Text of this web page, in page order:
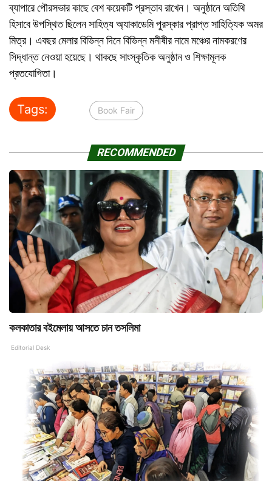
ব্যাপারে পৌরসভার কাছে বেশ কয়েকটি প্রস্তাব রাখেন। অনুষ্ঠানে অতিথি
হিসাবে উপস্থিত ছিলেন সাহিত্য অ্যাকাডেমি পুরস্কার প্রাপ্ত সাহিত্যিক অমর
মিত্র। এবছর মেলার বিভিন্ন দিনে বিভিন্ন মনীষীর নামে মঞ্চের নামকরণের
সিদ্ধান্ত নেওয়া হয়েছে। থাকছে সাংস্কৃতিক অনুষ্ঠান ও শিক্ষামূলক
প্রতযোগিতা।
Tags: Book Fair
RECOMMENDED
কলকাতার বইমেলায় আসতে চান তসলিমা
Editorial Desk